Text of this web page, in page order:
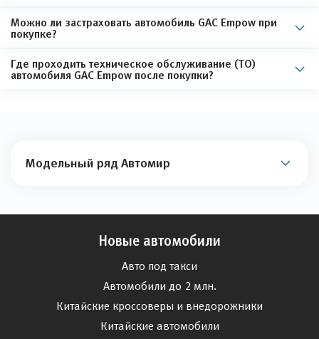
Можно ли застраховать автомобиль GAC Empow при
покупке?
Где проходить техническое обслуживание (ТО)
автомобиля GAC Empow после покупки?
Модельный ряд Автомир
Новые автомобили
Авто под такси
Автомобили до 2 млн.
Китайские кроссоверы и внедорожники
Китайские автомобили